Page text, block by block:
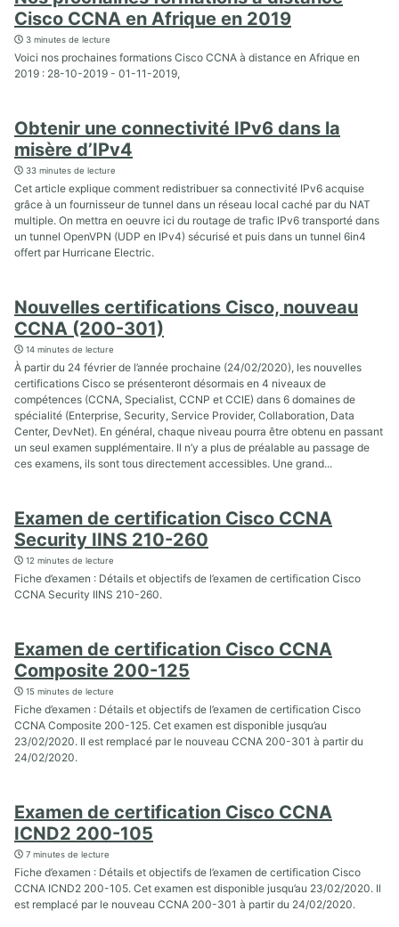
Cisco CCNA en Afrique en 2019
3 minutes de lecture
Voici nos prochaines formations Cisco CCNA à distance en Afrique en
2019 : 28-10-2019 - 01-11-2019,
Obtenir une connectivité IPv6 dans la
misère d’IPv4
33 minutes de lecture
Cet article explique comment redistribuer sa connectivité IPv6 acquise
grâce à un fournisseur de tunnel dans un réseau local caché par du NAT
multiple. On mettra en oeuvre ici du routage de trafic IPv6 transporté dans
un tunnel OpenVPN (UDP en IPv4) sécurisé et puis dans un tunnel 6in4
offert par Hurricane Electric.
Nouvelles certifications Cisco, nouveau
CCNA (200-301)
14 minutes de lecture
À partir du 24 février de l’année prochaine (24/02/2020), les nouvelles
certifications Cisco se présenteront désormais en 4 niveaux de
compétences (CCNA, Specialist, CCNP et CCIE) dans 6 domaines de
spécialité (Enterprise, Security, Service Provider, Collaboration, Data
Center, DevNet). En général, chaque niveau pourra être obtenu en passant
un seul examen supplémentaire. Il n’y a plus de préalable au passage de
ces examens, ils sont tous directement accessibles. Une grand...
Examen de certification Cisco CCNA
Security IINS 210-260
12 minutes de lecture
Fiche d’examen : Détails et objectifs de l’examen de certification Cisco
CCNA Security IINS 210-260.
Examen de certification Cisco CCNA
Composite 200-125
15 minutes de lecture
Fiche d’examen : Détails et objectifs de l’examen de certification Cisco
CCNA Composite 200-125. Cet examen est disponible jusqu’au
23/02/2020. Il est remplacé par le nouveau CCNA 200-301 à partir du
24/02/2020.
Examen de certification Cisco CCNA
ICND2 200-105
7 minutes de lecture
Fiche d’examen : Détails et objectifs de l’examen de certification Cisco
CCNA ICND2 200-105. Cet examen est disponible jusqu’au 23/02/2020. Il
est remplacé par le nouveau CCNA 200-301 à partir du 24/02/2020.